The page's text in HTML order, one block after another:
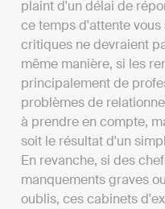
plaint d'un délai de
ce temps d'attente
critiques ne devraient
même manière, si les
principalement de
problèmes de
à prendre en compte,
soit le résultat d'un
En revanche, si des
manquements graves
oublis, ces cabinets